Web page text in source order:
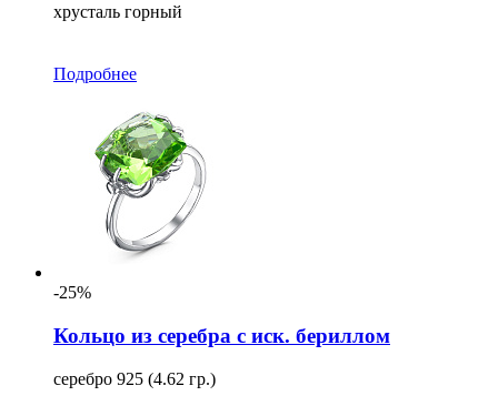
хрусталь горный
Подробнее
-25%
Кольцо из серебра с иск. бериллом
серебро 925 (4.62 гр.)